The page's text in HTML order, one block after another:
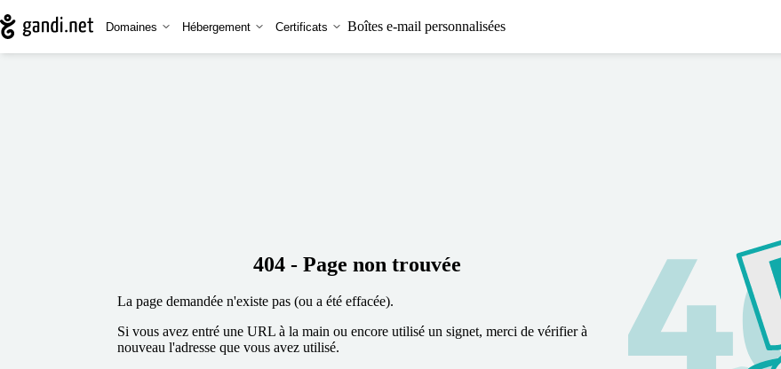
Domaines Hébergement Certificats Boîtes e-mail personnalisées
404 - Page non trouvée
La page demandée n'existe pas (ou a été effacée).
Si vous avez entré une URL à la main ou encore utilisé un signet, merci de vérifier à
nouveau l'adresse que vous avez utilisé.